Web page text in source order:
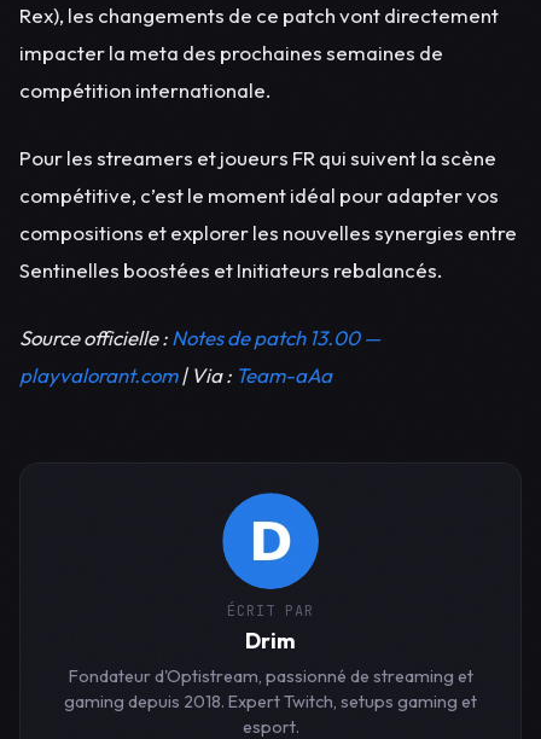
Rex), les changements de ce patch vont directement
impacter la meta des prochaines semaines de
compétition internationale.
Pour les streamers et joueurs FR qui suivent la scène
compétitive, c’est le moment idéal pour adapter vos
compositions et explorer les nouvelles synergies entre
Sentinelles boostées et Initiateurs rebalancés.
Source officielle :Notes de patch 13.00 —
playvalorant.com| Via : Team-aAa
ÉCRIT PAR
Drim
Fondateur d'Optistream, passionné de streaming et
gaming depuis 2018. Expert Twitch, setups gaming et
esport.